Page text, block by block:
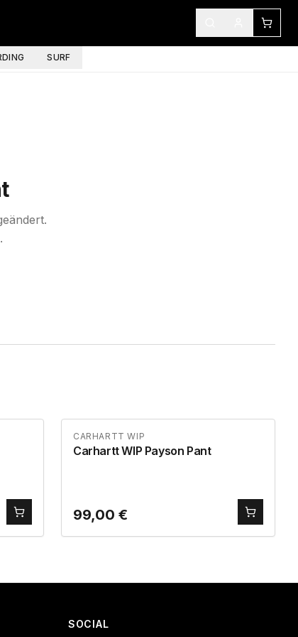
SURF
CARHARTT WIP
Carhartt WIP Payson Pant
99,00 €
SOCIAL